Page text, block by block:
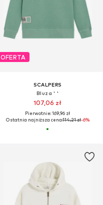
OFERTA
SCALPERS
Bluza ' '
107,06 zł
Pierwotnie: 169,96 zł
Ostatnia najniższa cena:114,21 zł-6%